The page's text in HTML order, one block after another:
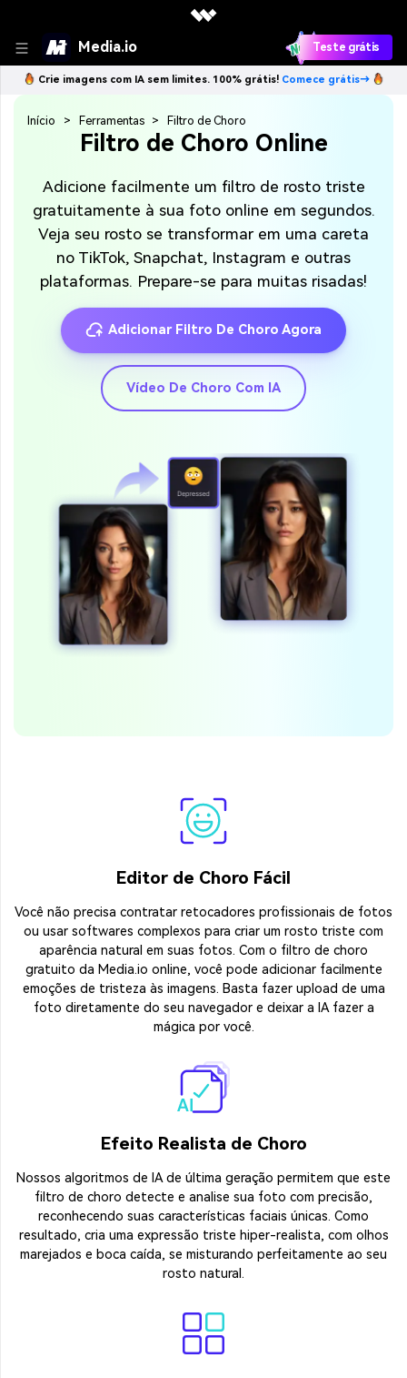
Media.io Teste grátis
Crie imagens com IA sem limites. 100% grátis! Comece grátis→
Filtro de Choro Online
Adicione facilmente um filtro de rosto triste
gratuitamente à sua foto online em segundos.
Veja seu rosto se transformar em uma careta
no TikTok, Snapchat, Instagram e outras
plataformas. Prepare-se para muitas risadas!
Adicionar Filtro De Choro Agora
Vídeo De Choro Com IA
Início Ferramentas Filtro de Choro
Editor de Choro Fácil
Você não precisa contratar retocadores profissionais de fotos
ou usar softwares complexos para criar um rosto triste com
aparência natural em suas fotos. Com o filtro de choro
gratuito da Media.io online, você pode adicionar facilmente
emoções de tristeza às imagens. Basta fazer upload de uma
foto diretamente do seu navegador e deixar a IA fazer a
mágica por você.
Efeito Realista de Choro
Nossos algoritmos de IA de última geração permitem que este
filtro de choro detecte e analise sua foto com precisão,
reconhecendo suas características faciais únicas. Como
resultado, cria uma expressão triste hiper-realista, com olhos
marejados e boca caída, se misturando perfeitamente ao seu
rosto natural.